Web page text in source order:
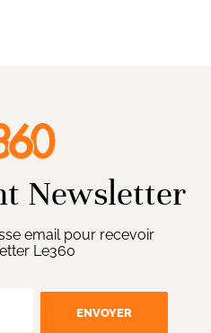
Newsletter
email pour recevoir
Le360
ENVOYER